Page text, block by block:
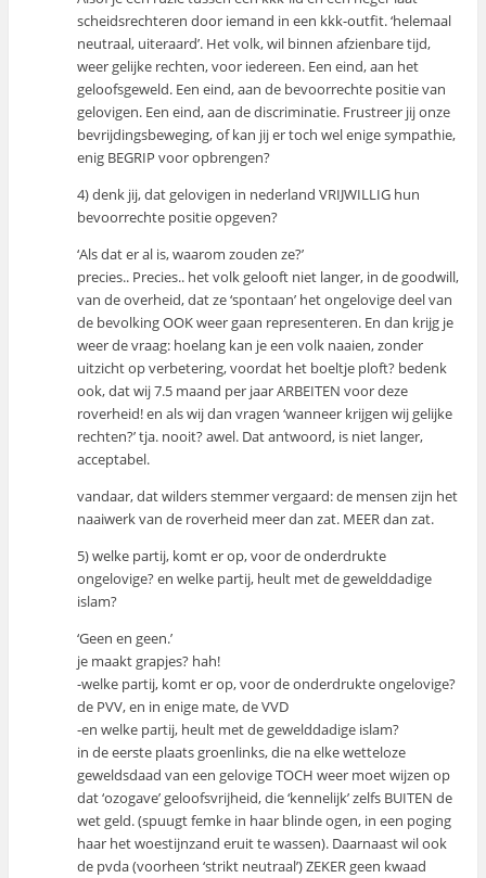
scheidsrechteren door iemand in een kkk-outfit. ‘helemaal
neutraal, uiteraard’. Het volk, wil binnen afzienbare tijd,
weer gelijke rechten, voor iedereen. Een eind, aan het
geloofsgeweld. Een eind, aan de bevoorrechte positie van
gelovigen. Een eind, aan de discriminatie. Frustreer jij onze
bevrijdingsbeweging, of kan jij er toch wel enige sympathie,
enig BEGRIP voor opbrengen?
4) denk jij, dat gelovigen in nederland VRIJWILLIG hun
bevoorrechte positie opgeven?
‘Als dat er al is, waarom zouden ze?’
precies.. Precies.. het volk gelooft niet langer, in de goodwill,
van de overheid, dat ze ‘spontaan’ het ongelovige deel van
de bevolking OOK weer gaan representeren. En dan krijg je
weer de vraag: hoelang kan je een volk naaien, zonder
uitzicht op verbetering, voordat het boeltje ploft? bedenk
ook, dat wij 7.5 maand per jaar ARBEITEN voor deze
roverheid! en als wij dan vragen ‘wanneer krijgen wij gelijke
rechten?’ tja. nooit? awel. Dat antwoord, is niet langer,
acceptabel.
vandaar, dat wilders stemmer vergaard: de mensen zijn het
naaiwerk van de roverheid meer dan zat. MEER dan zat.
5) welke partij, komt er op, voor de onderdrukte
ongelovige? en welke partij, heult met de gewelddadige
islam?
‘Geen en geen.’
je maakt grapjes? hah!
-welke partij, komt er op, voor de onderdrukte ongelovige?
de PVV, en in enige mate, de VVD
-en welke partij, heult met de gewelddadige islam?
in de eerste plaats groenlinks, die na elke wetteloze
geweldsdaad van een gelovige TOCH weer moet wijzen op
dat ‘ozogave’ geloofsvrijheid, die ‘kennelijk’ zelfs BUITEN de
wet geld. (spuugt femke in haar blinde ogen, in een poging
haar het woestijnzand eruit te wassen). Daarnaast wil ook
de pvda (voorheen ‘strikt neutraal’) ZEKER geen kwaad